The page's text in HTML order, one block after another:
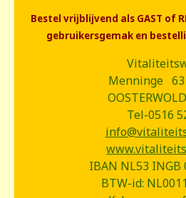
Bestel vrijblijvend als GAST of
gebruikersgemak en
Menninge 63
Tel-0516
IBAN NL53 INGB
BTW-id: